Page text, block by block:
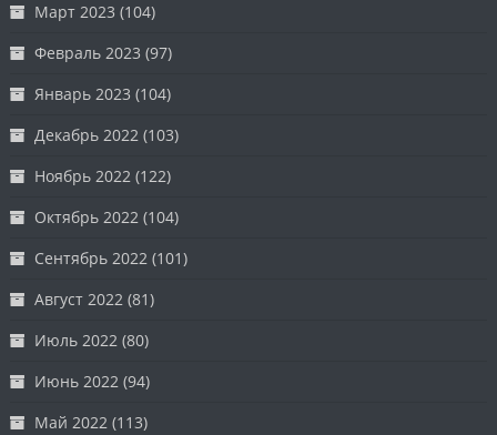
Март 2023 (104)
Февраль 2023 (97)
Январь 2023 (104)
Декабрь 2022 (103)
Ноябрь 2022 (122)
Октябрь 2022 (104)
Сентябрь 2022 (101)
Август 2022 (81)
Июль 2022 (80)
Июнь 2022 (94)
Май 2022 (113)